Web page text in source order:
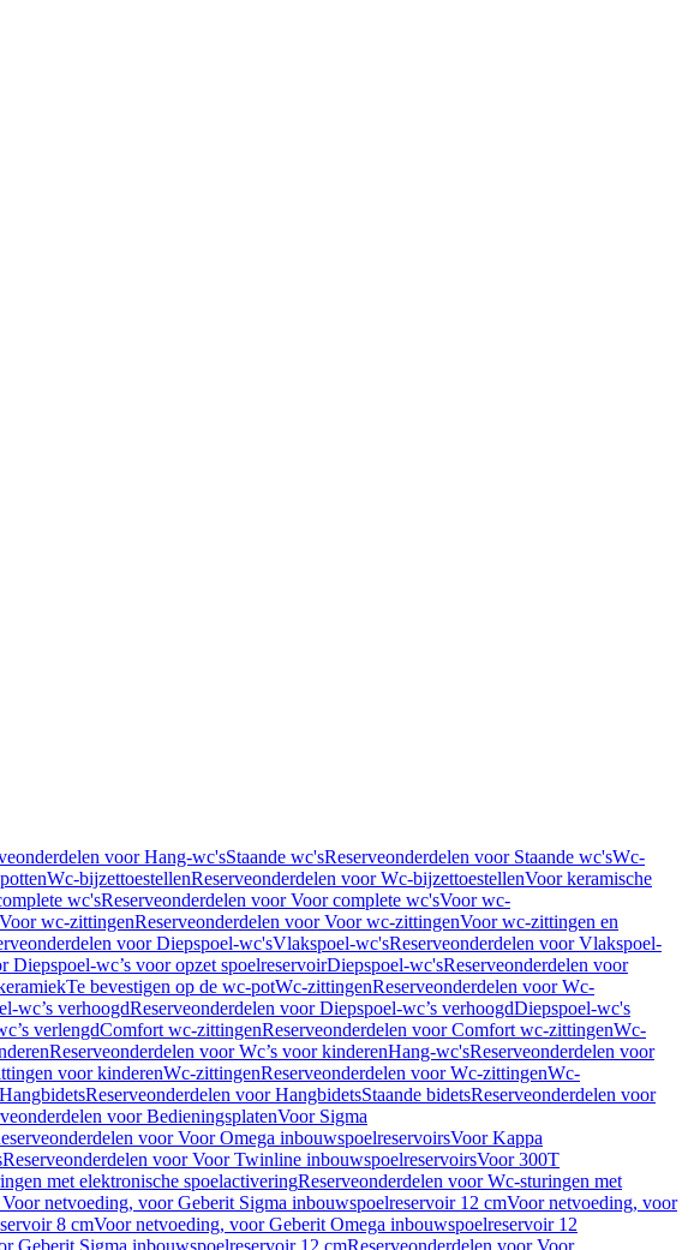
voor Hang-wc'sStaande wc'sReserveonderdelen voor Staande wc'sWc-
Wc-bijzettoestellenReserveonderdelen voor Wc-bijzettoestellenVoor keramische
wc'sReserveonderdelen voor Voor complete wc'sVoor wc-
Voor wc-zittingenReserveonderdelen voor Voor wc-zittingenVoor wc-zittingen en
voor Diepspoel-wc'sVlakspoel-wc'sReserveonderdelen voor Vlakspoel-
Diepspoel-wc’s voor opzet spoelreservoirDiepspoel-wc'sReserveonderdelen voor
Te bevestigen op de wc-potWc-zittingenReserveonderdelen voor Wc-
wc’s verhoogdReserveonderdelen voor Diepspoel-wc’s verhoogdDiepspoel-wc's
verlengdComfort wc-zittingenReserveonderdelen voor Comfort wc-zittingenWc-
Reserveonderdelen voor Wc’s voor kinderenHang-wc'sReserveonderdelen voor
voor kinderenWc-zittingenReserveonderdelen voor Wc-zittingenWc-
HangbidetsReserveonderdelen voor HangbidetsStaande bidetsReserveonderdelen voor
voor BedieningsplatenVoor Sigma
voor Voor Omega inbouwspoelreservoirsVoor Kappa
Reserveonderdelen voor Voor Twinline inbouwspoelreservoirsVoor 300T
met elektronische spoelactiveringReserveonderdelen voor Wc-sturingen met
netvoeding, voor Geberit Sigma inbouwspoelreservoir 12 cmVoor netvoeding, voor
8 cmVoor netvoeding, voor Geberit Omega inbouwspoelreservoir 12
Geberit Sigma inbouwspoelreservoir 12 cmReserveonderdelen voor Voor